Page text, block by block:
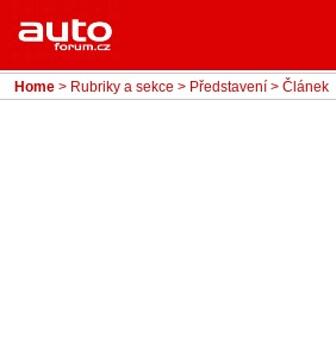
Home
Rubriky
Home > Rubriky a sekce > Představení > Článek